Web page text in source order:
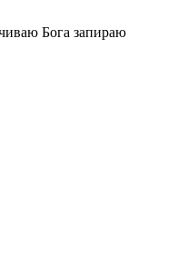
Бога запираю